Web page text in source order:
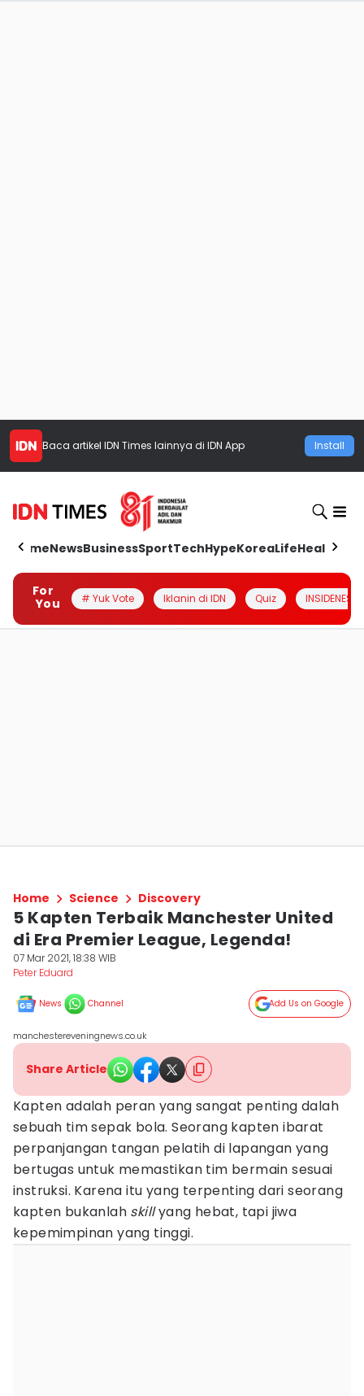
Baca artikel IDN Times lainnya di IDN App Install
HomeNewsBusinessSportTechHypeKoreaLifeHealth
For
You
# Yuk Vote Iklanin di IDN Quiz INSIDENESIA
Home Science Discovery
5 Kapten Terbaik Manchester United
di Era Premier League, Legenda!
07 Mar 2021, 18:38 WIB
Peter Eduard
News Channel Add Us on Google
manchestereveningnews.co.uk
Share Article
Kapten adalah peran yang sangat penting dalah
sebuah tim sepak bola. Seorang kapten ibarat
perpanjangan tangan pelatih di lapangan yang
bertugas untuk memastikan tim bermain sesuai
instruksi. Karena itu yang terpenting dari seorang
kapten bukanlah skillyang hebat, tapi jiwa
kepemimpinan yang tinggi.